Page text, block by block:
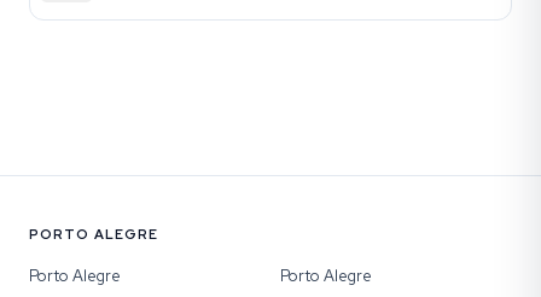
PORTO ALEGRE
Porto Alegre
Porto Alegre